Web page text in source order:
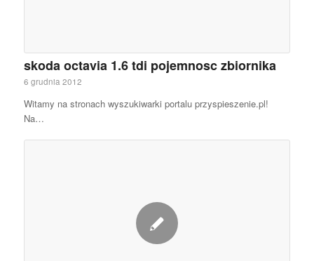
skoda octavia 1.6 tdi pojemnosc zbiornika
6 grudnia 2012
Witamy na stronach wyszukiwarki portalu przyspieszenie.pl!
Na…